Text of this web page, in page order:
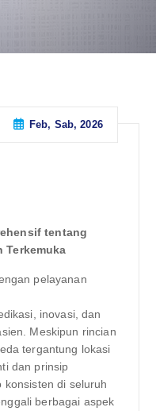
Feb, Sab, 2026
tentang
Terkemuka
pelayanan
inovasi, dan
Meskipun rincian
tergantung lokasi
dan prinsip
konsisten di seluruh
berbagai aspek